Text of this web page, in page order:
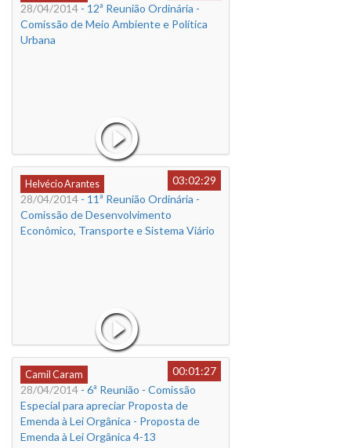
28/04/2014 - 12ª Reunião Ordinária -
Comissão de Meio Ambiente e Política
Urbana
Helvécio Arantes
03:02:29
28/04/2014 - 11ª Reunião Ordinária -
Comissão de Desenvolvimento
Econômico, Transporte e Sistema Viário
Camil Caram
00:01:27
28/04/2014 - 6ª Reunião - Comissão
Especial para apreciar Proposta de
Emenda à Lei Orgânica - Proposta de
Emenda à Lei Orgânica 4-13